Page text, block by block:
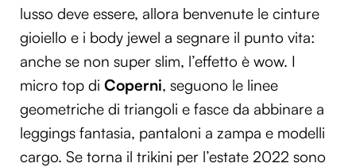
lusso deve essere, allora benvenute le cinture
gioiello e i body jewel a segnare il punto vita:
anche se non super slim, l’effetto è wow. I
micro top di Coperni, seguono le linee
geometriche di triangoli e fasce da abbinare a
leggings fantasia, pantaloni a zampa e modelli
cargo. Se torna il trikini per l’estate 2022 sono